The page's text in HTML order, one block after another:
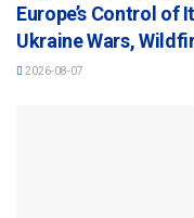
Europe’s Control of
Ukraine Wars,
2026-08-07